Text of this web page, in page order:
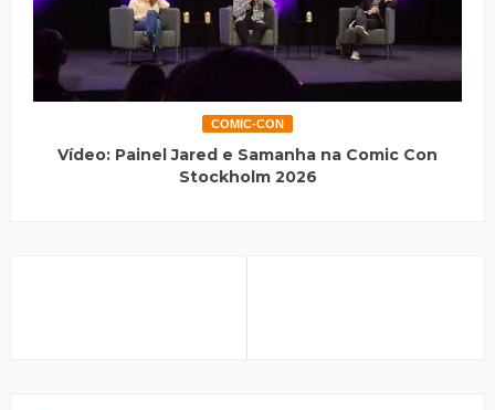
COMIC-CON
Vídeo: Painel Jared e Samanha na Comic Con
Stockholm 2026